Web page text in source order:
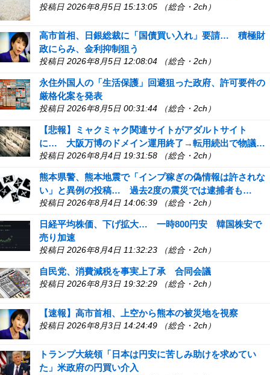
投稿日 2026年8月5日 15:13:05 （総合・2ch）
高市首相、日銀総裁に「国債買い入れ」要請… 積極財
政にらみ、金利抑制狙う
投稿日 2026年8月5日 12:08:04 （総合・2ch）
永住外国人の「生活保護」回避狙った政府、許可要件の
厳格化案を発表
投稿日 2026年8月5日 00:31:44 （総合・2ch）
【悲報】ミャクミャク関連サイトがアダルトサイト
に… 大阪万博のドメイン運用終了→転用続出で物議…
投稿日 2026年8月4日 19:31:58 （総合・2ch）
熊本県警、熊本地震で「インプ稼ぎの偽情報は許されな
い」と異例の投稿… 過去2度の震災では逮捕者も…
投稿日 2026年8月4日 14:06:39 （総合・2ch）
日経平均株価、下げ拡大… 一時800円安 韓国株安で
売り加速
投稿日 2026年8月4日 11:32:23 （総合・2ch）
自民党、消費減税を事実上了承 合同会議
投稿日 2026年8月3日 19:32:29 （総合・2ch）
【速報】高市首相、上空から熊本の被災地を視察
投稿日 2026年8月3日 14:24:49 （総合・2ch）
トランプ大統領「日本は円安に苦しみ助けを求めてい
た」米政府の円買い介入